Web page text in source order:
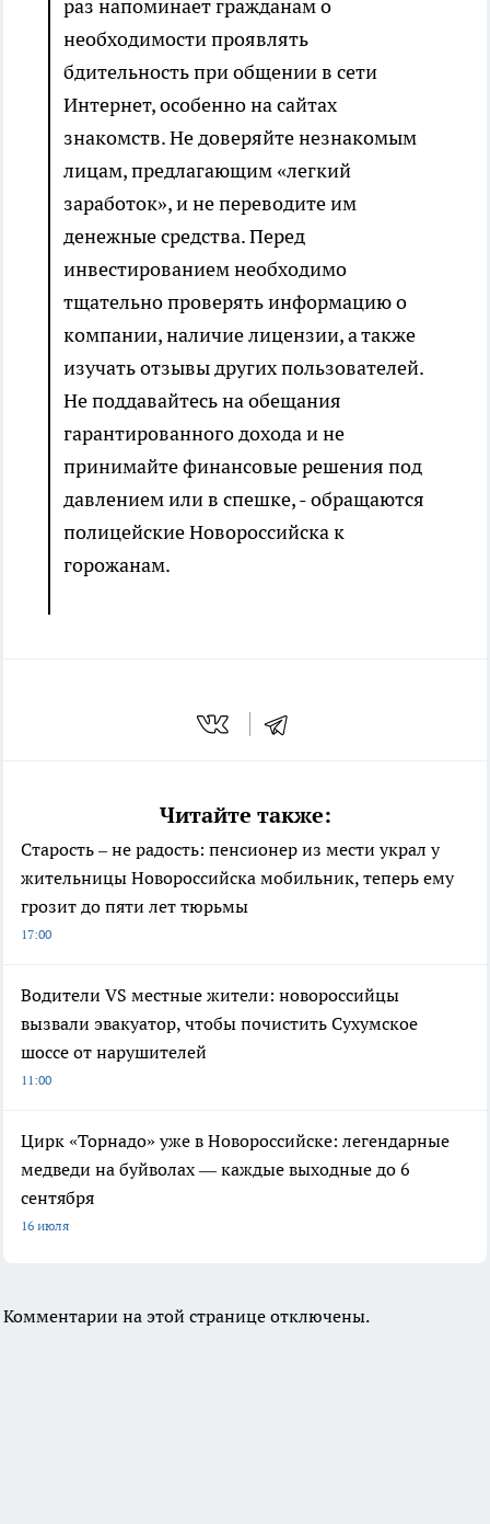
раз напоминает гражданам о
необходимости проявлять
бдительность при общении в сети
Интернет, особенно на сайтах
знакомств. Не доверяйте незнакомым
лицам, предлагающим «легкий
заработок», и не переводите им
денежные средства. Перед
инвестированием необходимо
тщательно проверять информацию о
компании, наличие лицензии, а также
изучать отзывы других пользователей.
Не поддавайтесь на обещания
гарантированного дохода и не
принимайте финансовые решения под
давлением или в спешке, - обращаются
полицейские Новороссийска к
горожанам.
Читайте также:
Старость – не радость: пенсионер из мести украл у
жительницы Новороссийска мобильник, теперь ему
грозит до пяти лет тюрьмы
17:00
Водители VS местные жители: новороссийцы
вызвали эвакуатор, чтобы почистить Сухумское
шоссе от нарушителей
11:00
Цирк «Торнадо» уже в Новороссийске: легендарные
медведи на буйволах — каждые выходные до 6
сентября
16 июля
Комментарии на этой странице отключены.